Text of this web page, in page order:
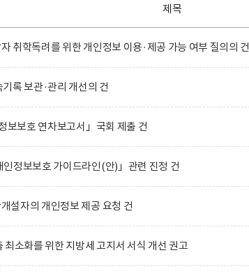
제목
취학독려를 위한 개인정보 이용·제공 가능 여부 질의의 건
록 보관·관리 개선의 건
보보호 연차보고서」국회 제출 건
인정보보호 가이드라인(안)」관련 진정 건
설자의 개인정보 제공 요청 건
최소화를 위한 지방세 고지서 서식 개선 권고